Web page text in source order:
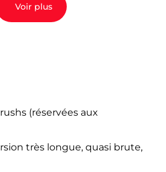
Voir plus
(réservées aux
très longue, quasi brute,